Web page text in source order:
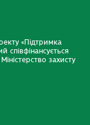
«Підтримка
співфінансується
захисту